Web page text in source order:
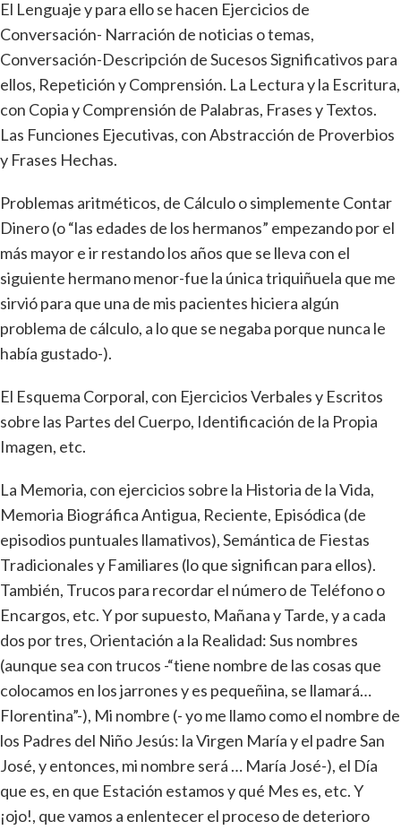
El Lenguaje y para ello se hacen Ejercicios de
Conversación- Narración de noticias o temas,
Conversación-Descripción de Sucesos Significativos para
ellos, Repetición y Comprensión. La Lectura y la Escritura,
con Copia y Comprensión de Palabras, Frases y Textos.
Las Funciones Ejecutivas, con Abstracción de Proverbios
y Frases Hechas.
Problemas aritméticos, de Cálculo o simplemente Contar
Dinero (o “las edades de los hermanos” empezando por el
más mayor e ir restando los años que se lleva con el
siguiente hermano menor-fue la única triquiñuela que me
sirvió para que una de mis pacientes hiciera algún
problema de cálculo, a lo que se negaba porque nunca le
había gustado-).
El Esquema Corporal, con Ejercicios Verbales y Escritos
sobre las Partes del Cuerpo, Identificación de la Propia
Imagen, etc.
La Memoria, con ejercicios sobre la Historia de la Vida,
Memoria Biográfica Antigua, Reciente, Episódica (de
episodios puntuales llamativos), Semántica de Fiestas
Tradicionales y Familiares (lo que significan para ellos).
También, Trucos para recordar el número de Teléfono o
Encargos, etc. Y por supuesto, Mañana y Tarde, y a cada
dos por tres, Orientación a la Realidad: Sus nombres
(aunque sea con trucos -“tiene nombre de las cosas que
colocamos en los jarrones y es pequeñina, se llamará…
Florentina”-), Mi nombre (- yo me llamo como el nombre de
los Padres del Niño Jesús: la Virgen María y el padre San
José, y entonces, mi nombre será … María José-), el Día
que es, en que Estación estamos y qué Mes es, etc. Y
¡ojo!, que vamos a enlentecer el proceso de deterioro